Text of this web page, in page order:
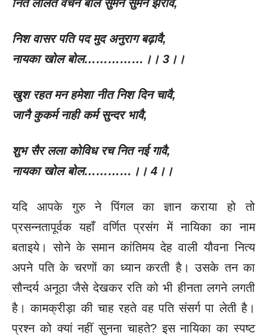
नित ललित वचन बोलै सुमन सुमन झरावै,
निश वासर पति पद मुद अनुराग बढ़ावै,
नायका खोल बोल……………।। 3 ।।
खुश रहत मन हमेशा नीत निश दिन चावै,
जानै कुकर्म नाही कर्म सुन्दर भावै,
शुभ सैर लला कोविध रच नित नई गावै,
नायका खोल बोल…………।। 4 ।।
यदि आपके गुरु ने पिंगल का ज्ञान कराया हो तो
प्रसन्नतापूर्वक यहाँ वर्णित प्रसंग में नायिका का नाम
बताइये। सोने के समान कांतिमय देह वाली यौवना नित्य
अपने पति के चरणों का ध्यान करती है। उसके तन का
सौन्दर्य अनूठा जैसे देखकर रति को भी हीनता लगने लगती
है। कामक्रीड़ा की चाह रहते वह पति संसर्ग पा लेती है।
प्रश्न को क्यां नहीं सुनना चाहते? इस नायिका का स्पष्ट